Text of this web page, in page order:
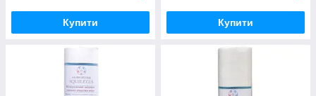
Купити Купити